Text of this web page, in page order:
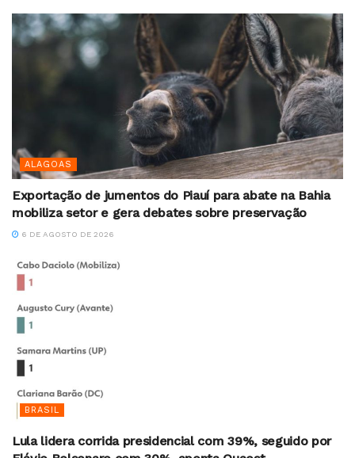
ALAGOAS
Exportação de jumentos do Piauí para abate na Bahia
mobiliza setor e gera debates sobre preservação
6 DE AGOSTO DE 2026
BRASIL
Lula lidera corrida presidencial com 39%, seguido por